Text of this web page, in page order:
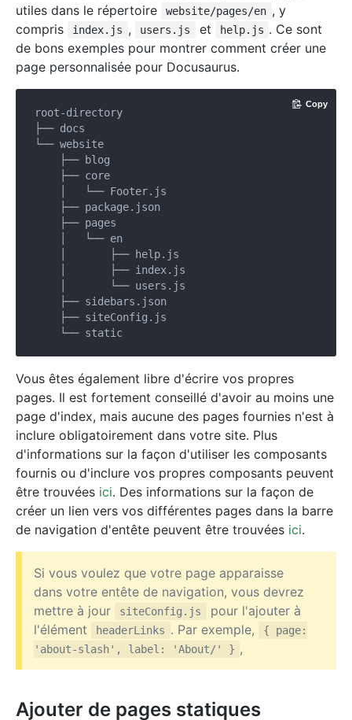
utiles dans le répertoire
website/pages/en , y
compris
index.js , users.js et help.js . Ce sont
de bons exemples pour montrer comment créer une
page personnalisée pour Docusaurus.
root-directory
├── docs
└── website
    ├── blog
    ├── core
    │   └── Footer.js
    ├── package.json
    ├── pages
    │   └── en
    │       ├── help.js
    │       ├── index.js
    │       └── users.js
    ├── sidebars.json
    ├── siteConfig.js
Copy
Vous êtes également libre d'écrire vos propres
pages. Il est fortement conseillé d'avoir au moins une
page d'index, mais aucune des pages fournies n'est à
inclure obligatoirement dans votre site. Plus
d'informations sur la façon d'utiliser les composants
fournis ou d'inclure vos propres composants peuvent
être trouvées ici. Des informations sur la façon de
créer un lien vers vos différentes pages dans la barre
de navigation d'entête peuvent être trouvées ici.
Si vous voulez que votre page apparaisse
dans votre entête de navigation, vous devrez
mettre à jour
siteConfig.js
pour l'ajouter à
l'élément
headerLinks . Par exemple,
{ page:
'about-slash', label: 'About/' } ,
Ajouter de pages statiques